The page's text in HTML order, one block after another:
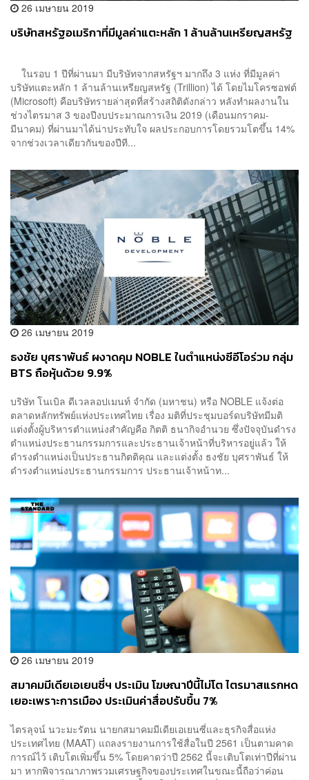
26 เมษายน 2019
บริษัทสหรัฐอเมริกาที่มีมูลค่าแตะหลัก 1 ล้านล้านเหรียญสหรัฐ
ในรอบ 1 ปีที่ผ่านมา มีบริษัทจากสหรัฐฯ มากถึง 3 แห่ง ที่มีมูลค่า
บริษัทแตะหลัก 1 ล้านล้านเหรียญสหรัฐ​ (Trillion) ได้ โดยไมโครซอฟต์
(Microsoft) คือบริษัทรายล่าสุดที่สร้างสถิติดังกล่าว หลังทำผลงานใน
ช่วงไตรมาส 3 ของปีงบประมาณการเงิน 2019 (เดือนมกราคม-
มีนาคม) ที่ผ่านมาได้น่าประทับใจ ผลประกอบการโดยรวมโตขึ้น 14%
จากช่วงเวลาเดียวกันของปีที...
26 เมษายน 2019
ธงชัย บุศราพันธ์ ผงาดคุม NOBLE ในตำแหน่งซีอีโอร่วม กลุ่ม
BTS ถือหุ้นด้วย 9.9%
บริษัท โนเบิล ดีเวลลอปเมนท์ จำกัด (มหาชน) หรือ NOBLE แจ้งต่อ
ตลาดหลักทรัพย์แห่งประเทศไทย เรื่อง มติที่ประชุมบอร์ดบริษัทมีมติ
แต่งตั้งผู้บริหารตำแหน่งสำคัญคือ กิตติ ธนากิจอำนวย ซึ่งปัจจุบันดำรง
ตำแหน่งประธานกรรมการและประธานเจ้าหน้าที่บริหารอยู่แล้ว ให้
ดำรงตำแหน่งเป็นประธานกิตติคุณ และแต่งตั้ง ธงชัย บุศราพันธ์ ให้
ดำรงตำแหน่งประธานกรรมการ ประธานเจ้าหน้าท...
26 เมษายน 2019
สมาคมมีเดียเอเยนซี่ฯ ประเมิน โฆษณาปีนี้ไม่โต ไตรมาสแรกหด
เยอะเพราะการเมือง ประเมินค่าสื่อปรับขึ้น 7%
ไตรลุจน์ นวะมะรัตน นายกสมาคมมีเดียเอเยนซี่และธุรกิจสื่อแห่ง
ประเทศไทย (MAAT) แถลงรายงานการใช้สื่อในปี 2561 เป็นตามคาด
การณ์ไว้ เติบโตเพิ่มขึ้น 5% โดยคาดว่าปี 2562 นี้จะเติบโตเท่าปีที่ผ่าน
มา หากพิจารณาภาพรวมเศรษฐกิจของประเทศในขณะนี้ถือว่าค่อน